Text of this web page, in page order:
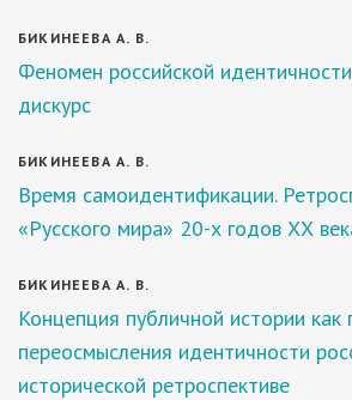
БИКИНЕЕВА А. В.
Феномен российской
дискурс
БИКИНЕЕВА А. В.
Время самоидентификации.
«Русского мира» 20-х годов ХХ
БИКИНЕЕВА А. В.
Концепция публичной истории как
переосмысления идентичности
исторической ретроспективе